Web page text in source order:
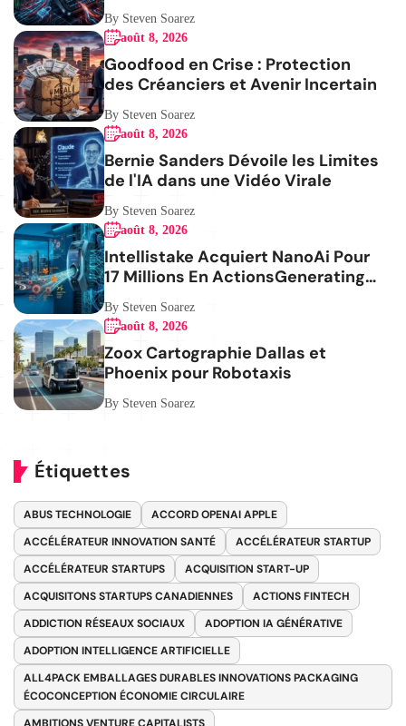
By Steven Soarez
août 8, 2026
Goodfood en Crise : Protection
des Créanciers et Avenir Incertain
By Steven Soarez
août 8, 2026
Bernie Sanders Dévoile les Limites
de l'IA dans une Vidéo Virale
By Steven Soarez
août 8, 2026
Intellistake Acquiert NanoAi Pour
17 Millions En ActionsGenerating
the French blog article
By Steven Soarez
août 8, 2026
Zoox Cartographie Dallas et
Phoenix pour Robotaxis
By Steven Soarez
Étiquettes
ABUS TECHNOLOGIE
ACCORD OPENAI APPLE
ACCÉLÉRATEUR INNOVATION SANTÉ
ACCÉLÉRATEUR STARTUP
ACCÉLÉRATEUR STARTUPS
ACQUISITION START-UP
ACQUISITONS STARTUPS CANADIENNES
ACTIONS FINTECH
ADDICTION RÉSEAUX SOCIAUX
ADOPTION IA GÉNÉRATIVE
ADOPTION INTELLIGENCE ARTIFICIELLE
ALL4PACK EMBALLAGES DURABLES INNOVATIONS PACKAGING
ÉCOCONCEPTION ÉCONOMIE CIRCULAIRE